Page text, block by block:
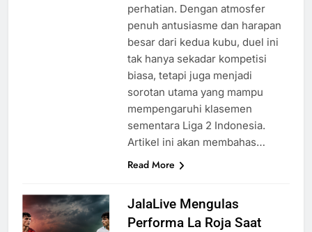
perhatian. Dengan atmosfer
penuh antusiasme dan harapan
besar dari kedua kubu, duel ini
tak hanya sekadar kompetisi
biasa, tetapi juga menjadi
sorotan utama yang mampu
mempengaruhi klasemen
sementara Liga 2 Indonesia.
Artikel ini akan membahas…
Read More
JalaLive Mengulas
Performa La Roja Saat